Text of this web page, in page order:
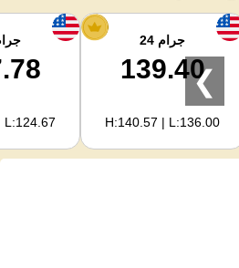
الفضه
حاسبة الذهب
المواقع
جرام 24
139.40
H:140.57 | L:136.00
L:124.67
❯